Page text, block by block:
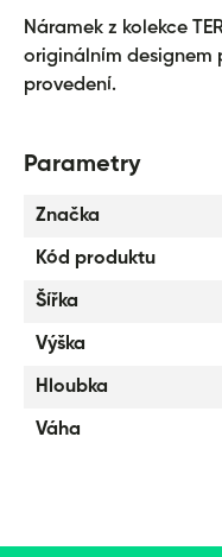
Náramek z kolekce
originálním designem
provedení.
Parametry
Značka
Kód produktu
Šířka
Výška
Hloubka
Váha